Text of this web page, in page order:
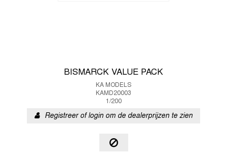
BISMARCK VALUE PACK
KA MODELS
KAMD20003
1/200
Registreer of login om de dealerprijzen te zien